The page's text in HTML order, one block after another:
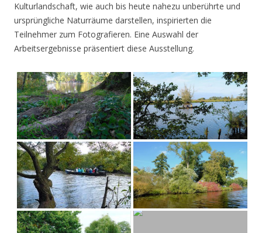
Kulturlandschaft, wie auch bis heute nahezu unberührte und
ursprüngliche Naturräume darstellen, inspirierten die
Teilnehmer zum Fotografieren. Eine Auswahl der
Arbeitsergebnisse präsentiert diese Ausstellung.